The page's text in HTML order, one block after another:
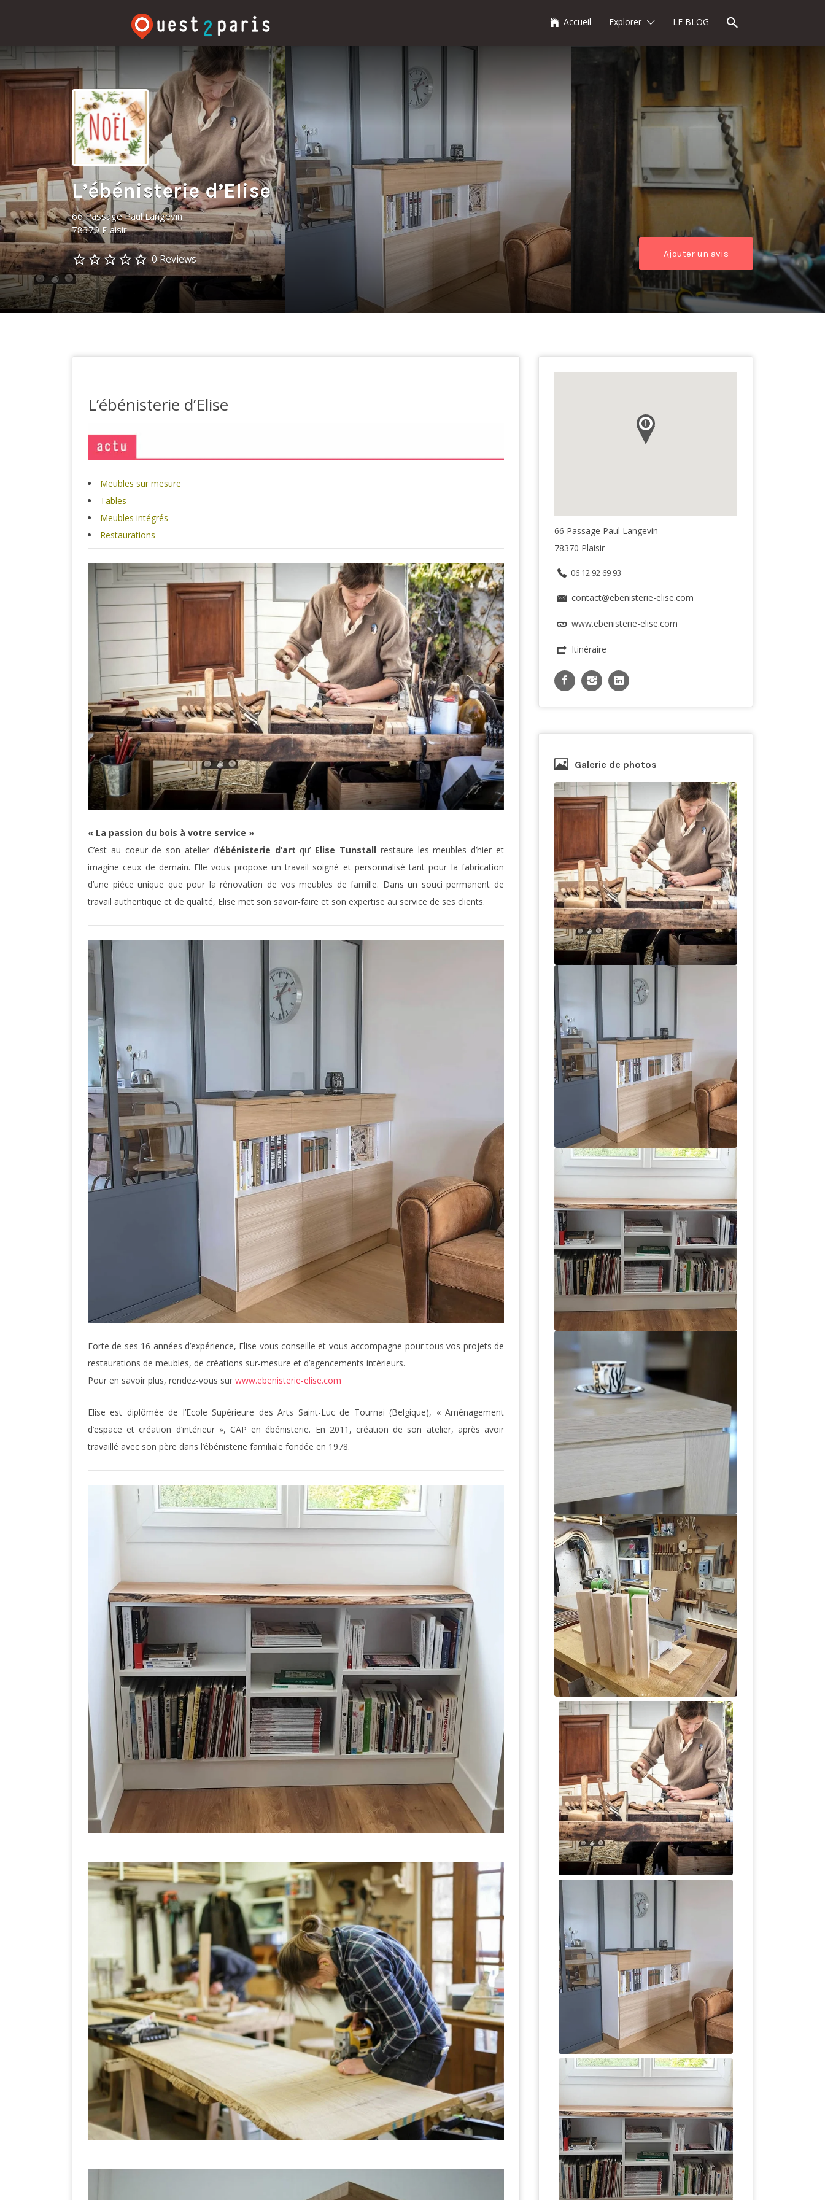
Accueil Explorer LE BLOG
L’ébénisterie d’Elise
66 Passage Paul Langevin
78370 Plaisir
0 Reviews Ajouter un avis
L’ébénisterie d’Elise
Meubles sur mesure
Tables
Meubles intégrés
Restaurations
« La passion du bois à votre service »
C’est au coeur de son atelier d’ébénisterie d’art qu’ Elise Tunstall restaure les meubles d’hier et
imagine ceux de demain. Elle vous propose un travail soigné et personnalisé tant pour la fabrication
d’une pièce unique que pour la rénovation de vos meubles de famille. Dans un souci permanent de
travail authentique et de qualité, Elise met son savoir-faire et son expertise au service de ses clients.
Forte de ses 16 années d’expérience, Elise vous conseille et vous accompagne pour tous vos projets de
restaurations de meubles, de créations sur-mesure et d’agencements intérieurs.
Pour en savoir plus, rendez-vous sur www.ebenisterie-elise.com
Elise est diplômée de l’Ecole Supérieure des Arts Saint-Luc de Tournai (Belgique), « Aménagement
d’espace et création d’intérieur », CAP en ébénisterie. En 2011, création de son atelier, après avoir
travaillé avec son père dans l’ébénisterie familiale fondée en 1978.
66 Passage Paul Langevin
78370 Plaisir
06 12 92 69 93
contact@ebenisterie-elise.com
www.ebenisterie-elise.com
Itinéraire
Galerie de photos